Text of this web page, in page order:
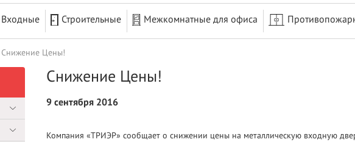
Входные Строительные Межкомнатные для офиса
Снижение Цены!
Снижение Цены!
9 сентября 2016
Компания «ТРИЭР» сообщает о снижении цены на металлическую входную